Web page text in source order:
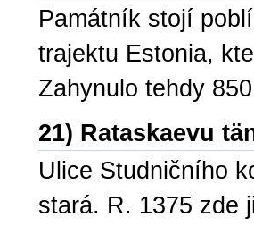
Památník stojí
trajektu Estonia,
Zahynulo tehdy
21) Rataskaevu
Ulice Studničního
stará. R. 1375 zde